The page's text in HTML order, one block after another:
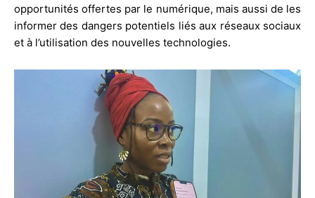
opportunités offertes par le numérique, mais aussi de les
informer des dangers potentiels liés aux réseaux sociaux
et à l’utilisation des nouvelles technologies.